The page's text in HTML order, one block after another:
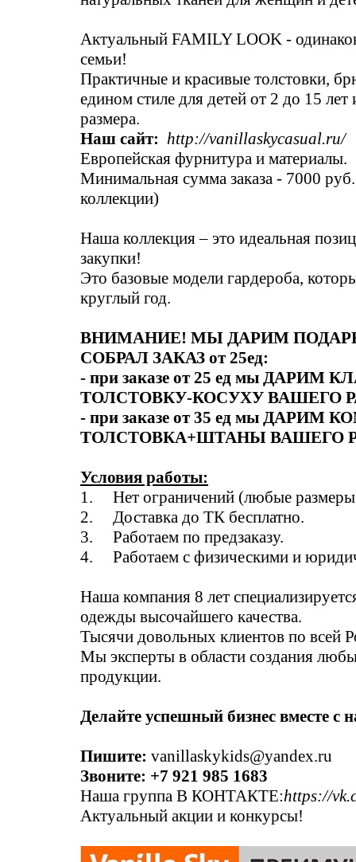
Актуальный FAMILY LOOK -
семьи!
Практичные и красивые толстовки,
едином стиле для детей от 2 до 15
размера.
Наш сайт: http://vanillaskycasual.ru/
Европейская фурнитура и материалы.
Минимальная сумма заказа - 7000
коллекции)
Наша коллекция – это идеальная
закупки!
Это базовые модели гардероба,
круглый год.
ВНИМАНИЕ! МЫ ДАРИМ
СОБРАЛ ЗАКАЗ от 25ед:
- при заказе от 25 ед мы ДАРИМ
ТОЛСТОВКУ-КОСУХУ ВАШЕГО
- при заказе от 35 ед мы ДАРИМ
ТОЛСТОВКА+ШТАНЫ ВАШЕГО
Условия работы:
1. Нет ограничений (любые размеры
2. Доставка до ТК бесплатно.
3. Работаем по предзаказу.
4. Работаем с физическими и
Наша компания 8 лет
одежды высочайшего качества.
Тысячи довольных клиентов по всей
Мы эксперты в области создания
продукции.
Делайте успешный бизнес вместе с
Пишите: vanillaskykids@yandex.ru
Звоните: +7 921 985 1683
Наша группа В КОНТАКТЕ:https://
Актуальный акции и конкурсы!